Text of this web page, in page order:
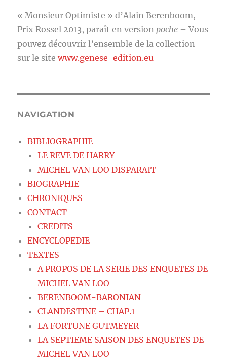
« Monsieur Optimiste » d’Alain Berenboom,
Prix Rossel 2013, paraît en version poche – Vous
pouvez découvrir l’ensemble de la collection
sur le sitewww.genese-edition.eu
NAVIGATION
BIBLIOGRAPHIE
LE REVE DE HARRY
MICHEL VAN LOO DISPARAIT
BIOGRAPHIE
CHRONIQUES
CONTACT
CREDITS
ENCYCLOPEDIE
TEXTES
A PROPOS DE LA SERIE DES ENQUETES DE
MICHEL VAN LOO
BERENBOOM-BARONIAN
CLANDESTINE – CHAP.1
LA FORTUNE GUTMEYER
LA SEPTIEME SAISON DES ENQUETES DE
MICHEL VAN LOO